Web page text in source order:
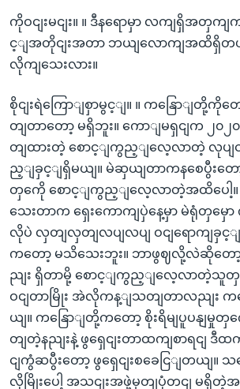
ကိုဝငျးမငျး။ ။ ဒီနရောမှာ လကျရှိအတှကျ
င့ျအတိုငျးအတာ ဘယျလောကျအထိရှိတယ
လိုကျသေးလား။
စိုငျးရဲကြောျစှာမွင့ျ။ ။ ကနြောျတို့ကို
တျတာတော့ မရှိဘူး။ ကောျမရှငျက ၂၀
တျထားတဲ့ စောင့ျကွည့ျလေ့လာတဲ့ လုပျင
ည့ျခှင့ျရှိမယျ။ မဲဆှယျတာကနစေပွီးတေ
တှကေို စောင့ျကွည့ျလေ့လာတဲ့အထိပေါ့။
သေးတာက ရှေးကောကျပှဲနေ့မှာ မဲရုံတှမှော
လိုပဲ လှတျလှတျလပျလပျ ဝငျရောကျခှင့
ကတော့ မသိသေးဘူး။ ဘာဖွဈလို့လဲဆိုတော့
ညျး ရှိတာမို့ စောင့ျကွည့ျလေ့လာတဲ့သူ
ဝငျတာမြိုး အဲလိုကန့ျသတျတာလညျး က
ယျ။ ကနြောျတို့ကတော့ စိုးရိမျပူပနျ
တျတဲ့နညျးနဲ့ ဖွရှေငျးတာထကျစာရငျ ဒီ
ငျကွံဆပွီးတော့ ဖွရှေငျးစခေငြျတယျ။
လိုမြိုးပေါ့ အသငျးအဖှဲ့မှတျပုံတငျ မရှိတဲ့